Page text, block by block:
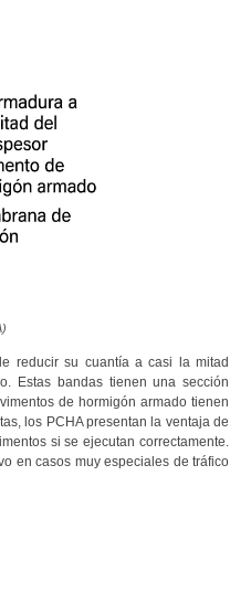
reducir su cuantía a casi la mitad
Estas bandas tienen una sección
de hormigón armado tienen
los PCHA presentan la ventaja de
si se ejecutan correctamente.
en casos muy especiales de tráfico